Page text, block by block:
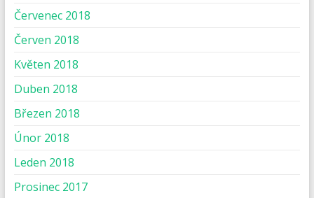
Červenec 2018
Červen 2018
Květen 2018
Duben 2018
Březen 2018
Únor 2018
Leden 2018
Prosinec 2017